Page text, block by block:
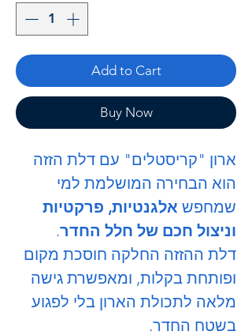
Add to Cart
Buy Now
ארון "קריסטלים" עם דלת הזזה
הוא הבחירה המושלמת למי
שמחפש אלגנטיות, פרקטיות
וניצול חכם של חלל החדר.
דלת ההזזה החלקה חוסכת מקום
ופותחת בקלות, ומאפשרת גישה
מלאה לתכולת הארון בלי לפגוע
בשטח החדר.